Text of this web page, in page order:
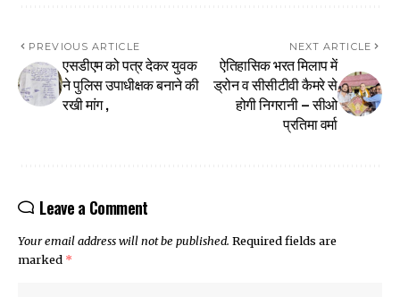
PREVIOUS ARTICLE
एसडीएम को पत्र देकर युवक
ने पुलिस उपाधीक्षक बनाने की
रखी मांग ,
NEXT ARTICLE
ऐतिहासिक भरत मिलाप में
ड्रोन व सीसीटीवी कैमरे से
होगी निगरानी – सीओ
प्रतिमा वर्मा
Leave a Comment
Your email address will not be published. Required fields are
marked *